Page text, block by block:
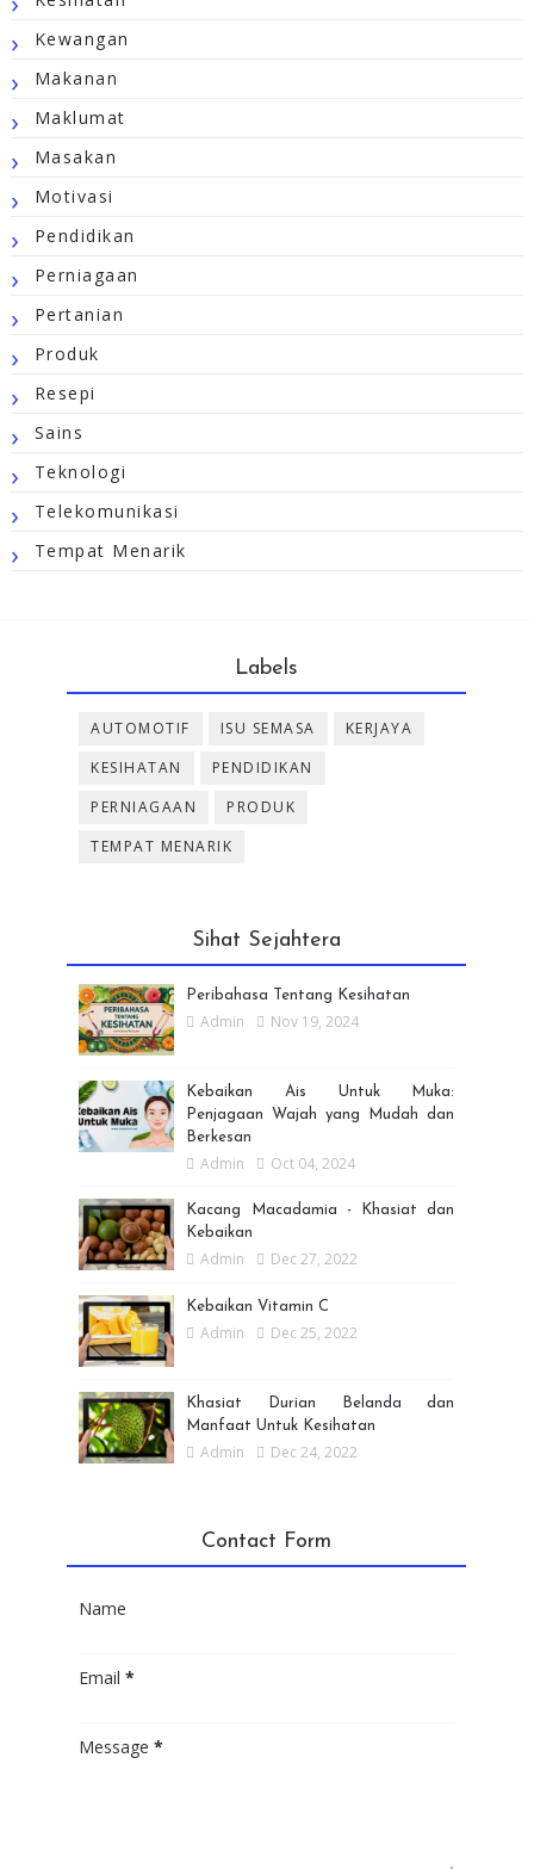
Kewangan
Makanan
Maklumat
Masakan
Motivasi
Pendidikan
Perniagaan
Pertanian
Produk
Resepi
Sains
Teknologi
Telekomunikasi
Tempat Menarik
Labels
AUTOMOTIF ISU SEMASA
KERJAYA
KESIHATAN
PENDIDIKAN
PERNIAGAAN
PRODUK
TEMPAT MENARIK
Sihat Sejahtera
Peribahasa Tentang Kesihatan
Admin Nov 19, 2024
Kebaikan Ais Untuk Muka:
Penjagaan Wajah yang Mudah dan
Berkesan
Admin Oct 04, 2024
Kacang Macadamia - Khasiat dan
Kebaikan
Admin Dec 27, 2022
Kebaikan Vitamin C
Admin Dec 25, 2022
Khasiat Durian Belanda dan
Manfaat Untuk Kesihatan
Admin Dec 24, 2022
Contact Form
Name
Email*
Message*